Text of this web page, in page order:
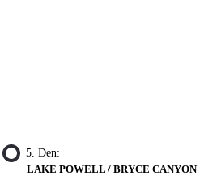
5. Den:
LAKE POWELL / BRYCE CANYON